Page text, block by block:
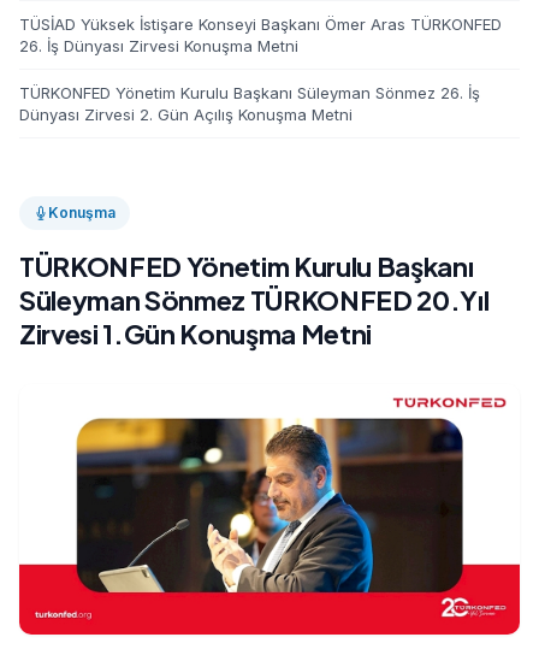
Konuşma
TÜRKONFED Yönetim Kurulu Başkanı
Süleyman Sönmez TÜRKONFED 20.Yıl
Zirvesi 1.Gün Konuşma Metni
TÜSİAD Yüksek İstişare Konseyi Başkanı Ömer Aras TÜRKONFED
26. İş Dünyası Zirvesi Konuşma Metni
TÜRKONFED Yönetim Kurulu Başkanı Süleyman Sönmez 26. İş
Dünyası Zirvesi 2. Gün Açılış Konuşma Metni